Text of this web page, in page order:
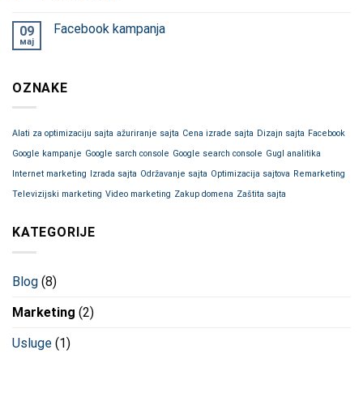
09
мај
Facebook kampanja
OZNAKE
Alati za optimizaciju sajta ažuriranje sajta Cena izrade sajta Dizajn sajta Facebook
Google kampanje Google sarch console Google search console Gugl analitika
Internet marketing
Izrada sajta Održavanje sajta Optimizacija sajtova Remarketing
Televizijski marketing Video marketing Zakup domena Zaštita sajta
KATEGORIJE
Blog (8)
Marketing (2)
Usluge (1)